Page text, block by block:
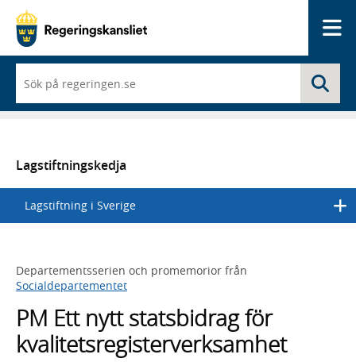
du
börjar
skriva
en
lista
med
sökförslag
Lagstiftningskedja
Lagstiftning i Sverige
Departementsserien och promemorior från
Socialdepartementet
PM Ett nytt statsbidrag för
kvalitetsregisterverksamhet